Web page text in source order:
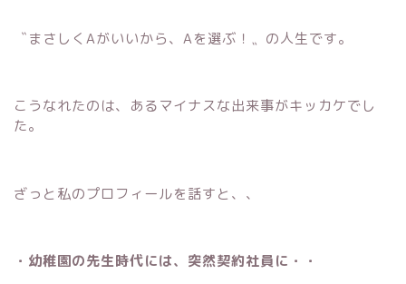
〝まさしくAがいいから、Aを選ぶ！〟の人生です。
こうなれたのは、あるマイナスな出来事がキッカケでし
た。
ざっと私のプロフィールを話すと、、
・幼稚園の先生時代には、突然契約社員に・・